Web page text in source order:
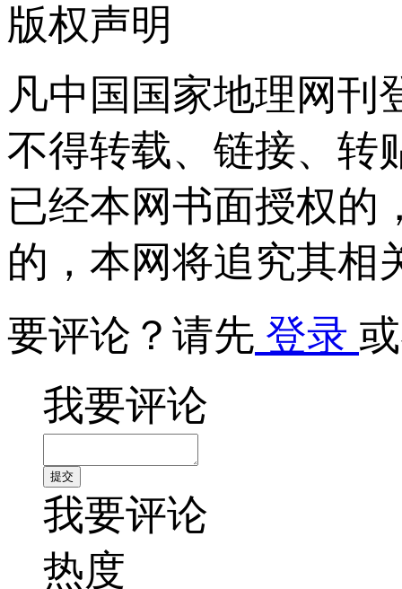
版权声明
凡中国国家地理网刊
不得转载、链接、转
已经本网书面授权的
的，本网将追究其相
要评论？请先 登录
我要评论
我要评论
热度